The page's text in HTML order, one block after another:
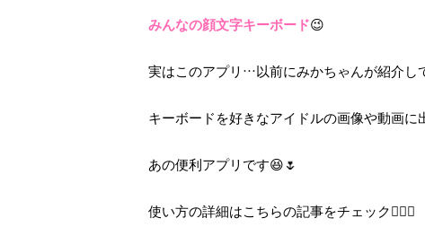
みんなの顔文字キーボード😉
実はこのアプリ…以前にみかちゃんが紹介し
キーボードを好きなアイドルの画像や動画に
あの便利アプリです😆🌷
使い方の詳細はこちらの記事をチェック👍🏻💫